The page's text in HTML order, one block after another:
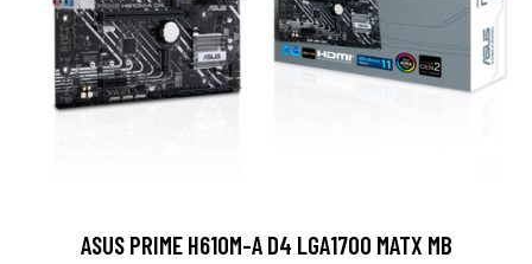
ASUS PRIME H610M-A D4 LGA1700 MATX MB